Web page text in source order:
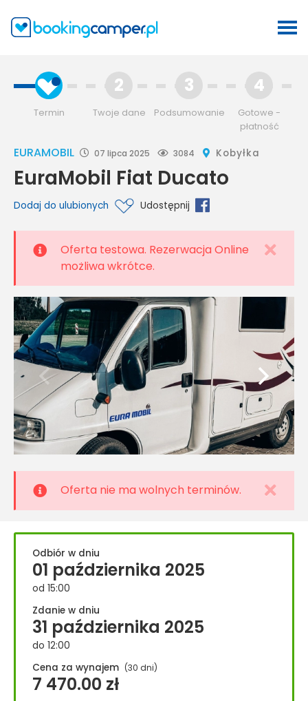
Termin
2
Twoje dane
3
Podsumowanie
4
Gotowe -
płatność
EURAMOBIL 07 lipca 2025 3084 Kobyłka
EuraMobil Fiat Ducato
Dodaj do ulubionych Udostępnij
Oferta testowa. Rezerwacja Online
możliwa wkrótce.
Oferta nie ma wolnych terminów.
Odbiór w dniu
01 października 2025
od 15:00
Zdanie w dniu
31 października 2025
do 12:00
Cena za wynajem (30 dni)
7 470.00 zł